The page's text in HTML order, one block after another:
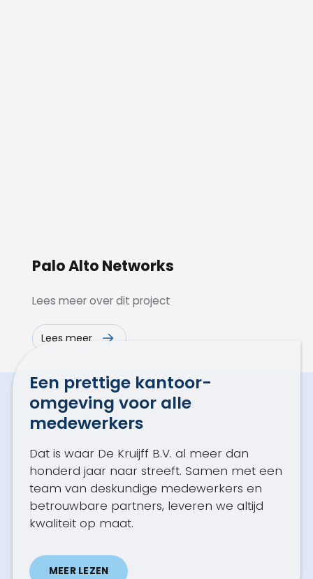
Palo Alto Networks
Lees meer over dit project
Lees meer
Een prettige kantoor­
omgeving voor alle
medewerkers
Dat is waar De Kruijff B.V. al meer dan
honderd jaar naar streeft. Samen met een
team van deskundige medewerkers en
betrouwbare partners, leveren we altijd
kwaliteit op maat.
MEER LEZEN